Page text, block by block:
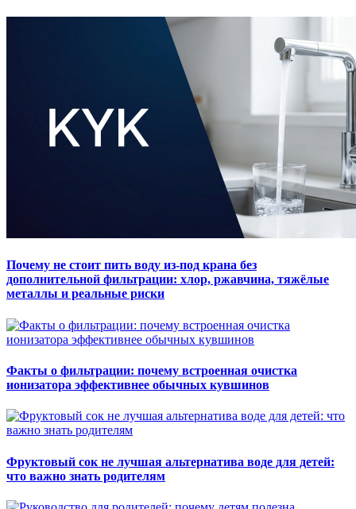
Почему не стоит пить воду из-под крана без
дополнительной фильтрации: хлор, ржавчина, тяжёлые
металлы и реальные риски
Факты о фильтрации: почему встроенная очистка
ионизатора эффективнее обычных кувшинов
Фруктовый сок не лучшая альтернатива воде для детей:
что важно знать родителям